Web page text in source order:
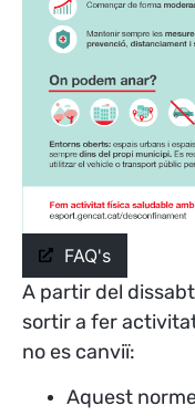
FAQ's
A partir del
sortir a fer
no es canviï:
Aquest